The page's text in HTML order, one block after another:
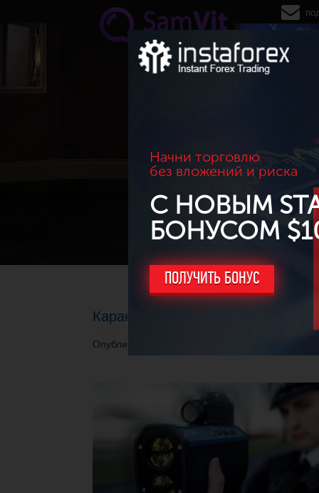
Перейти к основному содержанию
Начни торговлю
без вложений и риска
С НОВЫМ
БОНУСОМ
ПОЛУЧИТЬ БОНУС
Карающая длань маркетмейкера
Опубликовано 12.08.2016 в 07:56.